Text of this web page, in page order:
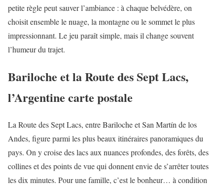
petite règle peut sauver l’ambiance : à chaque belvédère, on
choisit ensemble le nuage, la montagne ou le sommet le plus
impressionnant. Le jeu paraît simple, mais il change souvent
l’humeur du trajet.
Bariloche et la Route des Sept Lacs,
l’Argentine carte postale
La Route des Sept Lacs, entre Bariloche et San Martín de los
Andes, figure parmi les plus beaux itinéraires panoramiques du
pays. On y croise des lacs aux nuances profondes, des forêts, des
collines et des points de vue qui donnent envie de s’arrêter toutes
les dix minutes. Pour une famille, c’est le bonheur… à condition